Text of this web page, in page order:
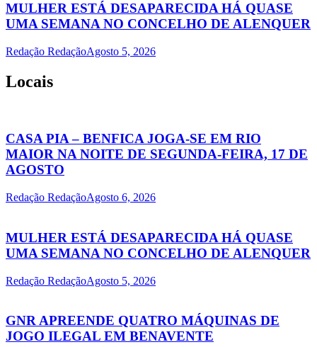
MULHER ESTÁ DESAPARECIDA HÁ QUASE
UMA SEMANA NO CONCELHO DE ALENQUER
Redação RedaçãoAgosto 5, 2026
Locais
CASA PIA – BENFICA JOGA-SE EM RIO
MAIOR NA NOITE DE SEGUNDA-FEIRA, 17 DE
AGOSTO
Redação RedaçãoAgosto 6, 2026
MULHER ESTÁ DESAPARECIDA HÁ QUASE
UMA SEMANA NO CONCELHO DE ALENQUER
Redação RedaçãoAgosto 5, 2026
GNR APREENDE QUATRO MÁQUINAS DE
JOGO ILEGAL EM BENAVENTE